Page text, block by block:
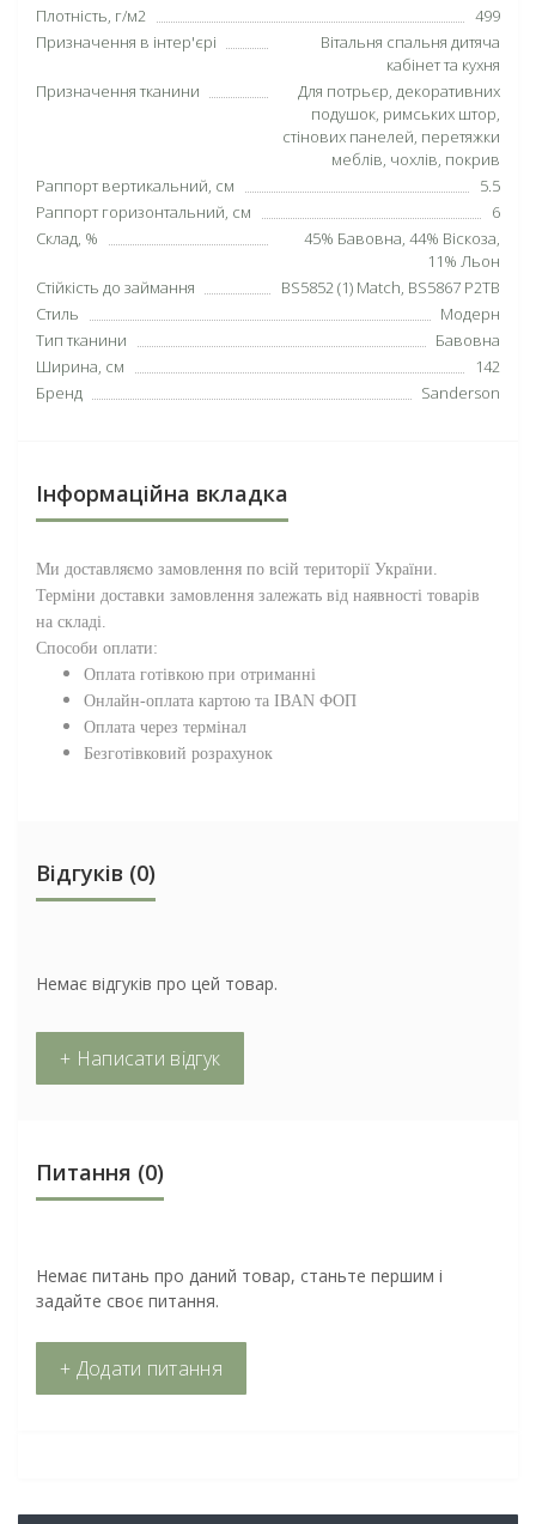
Плотність, г/м2
499
Призначення в інтер'єрі
Вітальня спальня дитяча
кабінет та кухня
Призначення тканини
Для потрьєр, декоративних
подушок, римських штор,
стінових панелей, перетяжки
меблів, чохлів, покрив
Раппорт вертикальний, см
5.5
Раппорт горизонтальний, см
6
Склад, %
45% Бавовна, 44% Віскоза,
11% Льон
Стійкість до займання
BS5852 (1) Match, BS5867 P2TB
Стиль
Модерн
Тип тканини
Бавовна
Ширина, см
142
Бренд
Sanderson
Інформаційна вкладка
Ми доставляємо замовлення по всій території України.
Терміни доставки замовлення залежать від наявності товарів
на складі.
Способи оплати:
Оплата готівкою при отриманні
Онлайн-оплата картою та IBAN ФОП
Оплата через термінал
Безготівковий розрахунок
Відгуків (0)
Немає відгуків про цей товар.
+ Написати відгук
Питання (0)
Немає питань про даний товар, станьте першим і
задайте своє питання.
+ Додати питання